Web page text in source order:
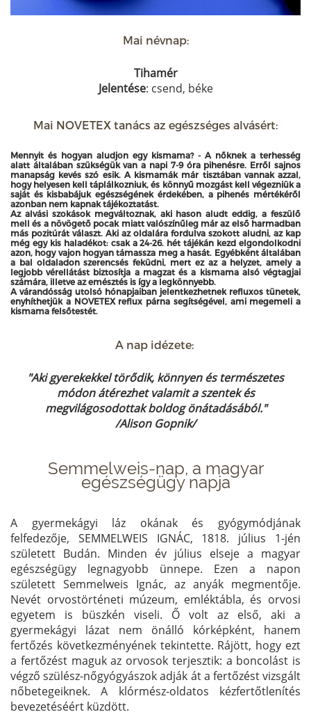
Mai névnap:
Tihamér
Jelentése: csend, béke
Mai NOVETEX tanács az egészséges alvásért:
Mennyit és hogyan aludjon egy kismama? - A nőknek a terhesség
alatt általában szükségük van a napi 7-9 óra pihenésre. Erről sajnos
manapság kevés szó esik. A kismamák már tisztában vannak azzal,
hogy helyesen kell táplálkozniuk, és könnyű mozgást kell végezniük a
saját és kisbabájuk egészségének érdekében, a pihenés mértékéről
azonban nem kapnak tájékoztatást.
Az alvási szokások megváltoznak, aki hason aludt eddig, a feszülő
mell és a növögető pocak miatt valószínűleg már az első harmadban
más pozitúrát választ. Aki az oldalára fordulva szokott aludni, az kap
még egy kis haladékot: csak a 24-26. hét tájékán kezd elgondolkodni
azon, hogy vajon hogyan támassza meg a hasát. Egyébként általában
a bal oldaladon szerencsés feküdni, mert ez az a helyzet, amely a
legjobb vérellátást biztosítja a magzat és a kismama alsó végtagjai
számára, illetve az emésztés is így a legkönnyebb.
A várandósság utolsó hónapjaiban jelentkezhetnek refluxos tünetek,
enyhíthetjük a NOVETEX reflux párna segítségével, ami megemeli a
kismama felsőtestét.
A nap idézete:
"Aki gyerekekkel törődik, könnyen és természetes
módon átérezhet valamit a szentek és
megvilágosodottak boldog önátadásából."
/Alison Gopnik/
Semmelweis-nap, a magyar
egészségügy napja
A gyermekágyi láz okának és gyógymódjának
felfedezője, SEMMELWEIS IGNÁC, 1818. július 1-jén
született Budán. Minden év július elseje a magyar
egészségügy legnagyobb ünnepe. Ezen a napon
született Semmelweis Ignác, az anyák megmentője.
Nevét orvostörténeti múzeum, emléktábla, és orvosi
egyetem is büszkén viseli. Ő volt az első, aki a
gyermekágyi lázat nem önálló kórképként, hanem
fertőzés következményének tekintette. Rájött, hogy ezt
a fertőzést maguk az orvosok terjesztik: a boncolást is
végző szülész-nőgyógyászok adják át a fertőzést vizsgált
nőbetegeiknek. A klórmész-oldatos kézfertőtlenítés
bevezetéséért küzdött.